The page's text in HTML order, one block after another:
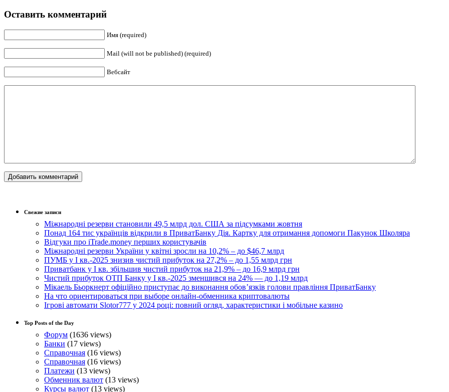
Оставить комментарий
Имя (required)
Mail (will not be published) (required)
Вебсайт
Свежие записи
Міжнародні резерви становили 49,5 млрд дол. США за підсумками жовтня
Понад 164 тис українців відкрили в ПриватБанку Дія. Картку для отримання допомоги Пакунок Школяра
Відгуки про iTrade.money перших користувачів
Міжнародні резерви України у квітні зросли на 10,2% – до $46,7 млрд
ПУМБ у I кв.-2025 знизив чистий прибуток на 27,2% – до 1,55 млрд грн
Приватбанк у І кв. збільшив чистий прибуток на 21,9% – до 16,9 млрд грн
Чистий прибуток ОТП Банку у І кв.-2025 зменшився на 24% — до 1,19 млрд
Мікаель Бьоркнерт офіційно приступає до виконання обовʼязків голови правління ПриватБанку
На что ориентироваться при выборе онлайн-обменника криптовалюты
Ігрові автомати Slotor777 у 2024 році: повний огляд, характеристики і мобільне казино
Top Posts of the Day
Форум (1636 views)
Банки (17 views)
Справочная (16 views)
Справочная (16 views)
Платежи (13 views)
Обменник валют (13 views)
Курсы валют (13 views)